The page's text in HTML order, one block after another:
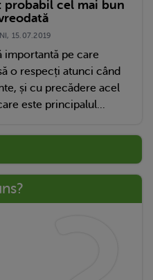
probabil cel mai bun
15.07.2019
importantă pe care
o respecți atunci când
și cu precădere acel
este principalul...